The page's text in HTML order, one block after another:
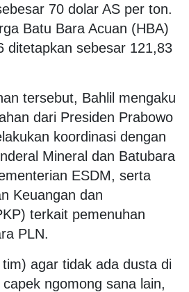
70 dolar AS per ton.
Batu Bara Acuan (HBA)
ditetapkan sebesar 121,83
tersebut, Bahlil mengaku
dari Presiden Prabowo
koordinasi dengan
Mineral dan Batubara
ESDM, serta
Keuangan dan
terkait pemenuhan
PLN.
agar tidak ada dusta di
ngomong sana lain,